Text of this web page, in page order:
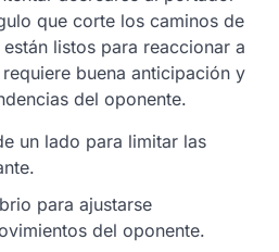
que corte los caminos de
listos para reaccionar a
buena anticipación y
del oponente.
un lado para limitar las
para ajustarse
del oponente.